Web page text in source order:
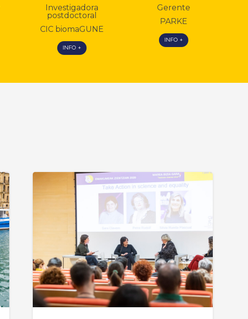
Investigadora
postdoctoral
CIC biomaGUNE
INFO +
Gerente
PARKE
INFO +